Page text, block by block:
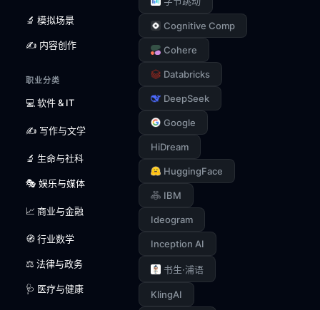
🔬 模拟场景
✍️ 内容创作
职业分类
💻 软件 & IT
✍️ 写作与文学
🔬 生命与社科
🎭 娱乐与媒体
📈 商业与金融
🧭 行业数学
⚖️ 法律与政务
🩺 医疗与健康
Cognitive Comp
Cohere
Databricks
DeepSeek
Google
HiDream
HuggingFace
IBM
Ideogram
Inception AI
书生·浦语
KlingAI